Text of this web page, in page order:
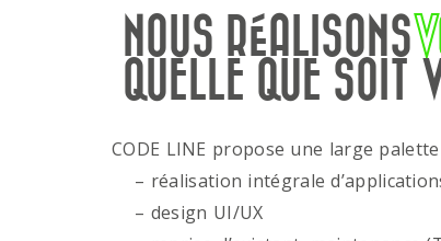
NOUS RÉALISONS
QUELLE QUE SOIT
CODE LINE propose une large
– réalisation intégrale
– design UI/UX